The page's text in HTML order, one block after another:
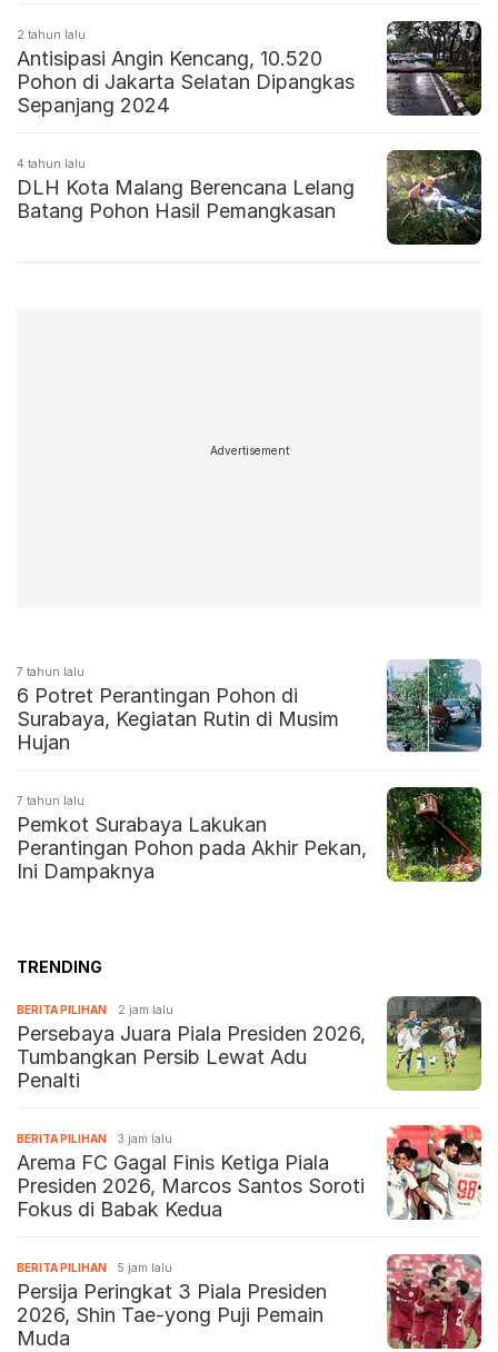
2 tahun lalu
Antisipasi Angin Kencang, 10.520
Pohon di Jakarta Selatan Dipangkas
Sepanjang 2024
4 tahun lalu
DLH Kota Malang Berencana Lelang
Batang Pohon Hasil Pemangkasan
Advertisement
7 tahun lalu
6 Potret Perantingan Pohon di
Surabaya, Kegiatan Rutin di Musim
Hujan
7 tahun lalu
Pemkot Surabaya Lakukan
Perantingan Pohon pada Akhir Pekan,
Ini Dampaknya
TRENDING
BERITA PILIHAN 2 jam lalu
Persebaya Juara Piala Presiden 2026,
Tumbangkan Persib Lewat Adu
Penalti
BERITA PILIHAN 3 jam lalu
Arema FC Gagal Finis Ketiga Piala
Presiden 2026, Marcos Santos Soroti
Fokus di Babak Kedua
BERITA PILIHAN 5 jam lalu
Persija Peringkat 3 Piala Presiden
2026, Shin Tae-yong Puji Pemain
Muda